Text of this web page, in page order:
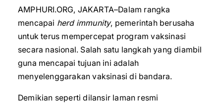
AMPHURI.ORG, JAKARTA–Dalam rangka
mencapai herd immunity, pemerintah berusaha
untuk terus mempercepat program vaksinasi
secara nasional. Salah satu langkah yang diambil
guna mencapai tujuan ini adalah
menyelenggarakan vaksinasi di bandara.
Demikian seperti dilansir laman resmi